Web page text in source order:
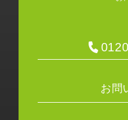
お問